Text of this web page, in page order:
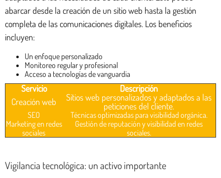
abarcar desde la creación de un sitio web hasta la gestión
completa de las comunicaciones digitales. Los beneficios
incluyen:
Un enfoque personalizado
Monitoreo regular y profesional
Acceso a tecnologías de vanguardia
Servicio
Descripción
Creación web
Sitios web personalizados y adaptados a las
peticiones del cliente.
SEO
Técnicas optimizadas para visibilidad orgánica.
Marketing en redes
sociales
Gestión de reputación y visibilidad en redes
sociales.
Vigilancia tecnológica: un activo importante